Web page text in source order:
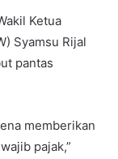
Ketua
Syamsu Rijal
pantas
memberikan
pajak,”